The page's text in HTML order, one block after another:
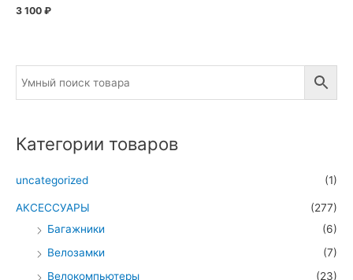
3 100 ₽
Категории товаров
uncategorized (1)
АКСЕССУАРЫ
(277)
Багажники
(6)
Велозамки
(7)
Велокомпьютеры
(23)